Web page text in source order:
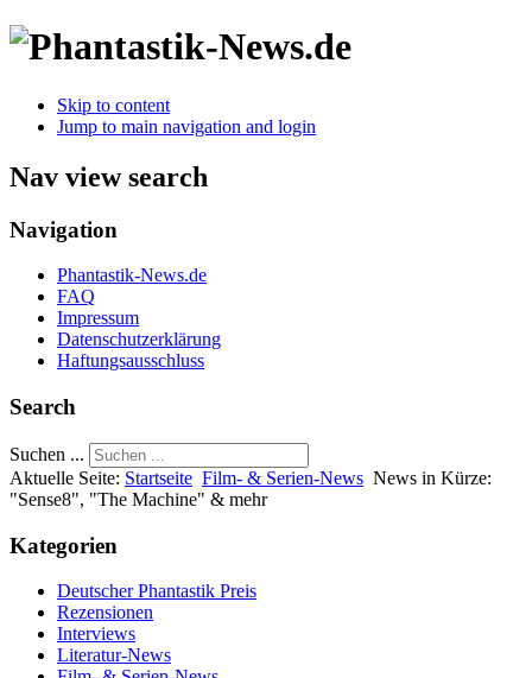
Skip to content
Jump to main navigation and login
Nav view search
Navigation
Phantastik-News.de
FAQ
Impressum
Datenschutzerklärung
Haftungsausschluss
Search
Suchen ...
Aktuelle Seite: Startseite Film- & Serien-News News in Kürze:
"Sense8", "The Machine" & mehr
Kategorien
Deutscher Phantastik Preis
Rezensionen
Interviews
Literatur-News